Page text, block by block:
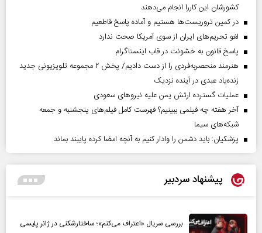
کشورشان این کاررا انجام می‌دهند
در کمین تروریست‌ها هستیم و آماده پاسخ قاطعیم
لغو تحریم‌های ایران از سوی آمریکا صحت ندارد
پاسخ قانون به خشونت در قاب اینستاگرام
هنرمند منحصر‌به‌فردی را از دست دادیم/ پخش ۲ مجموعه تلویزیونی جدید
زنده‌یاد عبدی در آینده نزدیک
عملیات گسترده ارتش یمن علیه نیروهای سعودی
آخر هفته چه فیلمی ببینیم؟ فهرست کامل فیلم‌های پنجشنبه و جمعه
شبکه‌های سیما
پزشکیان: باید دشمن را وادار کنیم به آنچه امضا کرده پایبند بماند
پیشنهاد سردبیر
بررسی سریال «اعتراف می‌کنم»؛ ساختارشکنی در ژانر پلیسی